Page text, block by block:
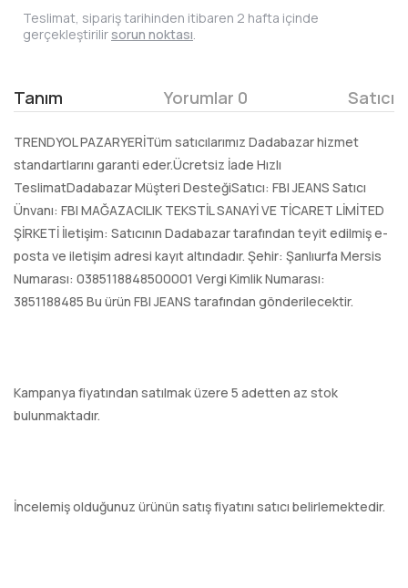
Teslimat, sipariş tarihinden itibaren 2 hafta içinde
gerçekleştirilir sorun noktası.
Tanım Yorumlar 0 Satıcı
TRENDYOL PAZARYERİTüm satıcılarımız Dadabazar hizmet
standartlarını garanti eder.Ücretsiz İade Hızlı
TeslimatDadabazar Müşteri DesteğiSatıcı: FBI JEANS Satıcı
Ünvanı: FBI MAĞAZACILIK TEKSTİL SANAYİ VE TİCARET LİMİTED
ŞİRKETİ İletişim: Satıcının Dadabazar tarafından teyit edilmiş e-
posta ve iletişim adresi kayıt altındadır. Şehir: Şanlıurfa Mersis
Numarası: 0385118848500001 Vergi Kimlik Numarası:
3851188485 Bu ürün FBI JEANS tarafından gönderilecektir.
Kampanya fiyatından satılmak üzere 5 adetten az stok
bulunmaktadır.
İncelemiş olduğunuz ürünün satış fiyatını satıcı belirlemektedir.